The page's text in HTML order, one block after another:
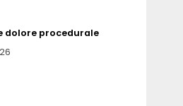
dolore procedurale